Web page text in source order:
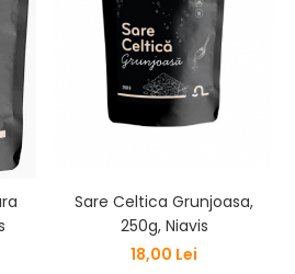
Sare Celtica Grunjoasa,
250g, Niavis
18,00 Lei